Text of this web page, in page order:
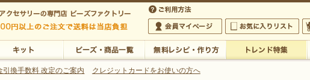
金具など・アクセサリーの専門店
引換手数料 改定のご案内 クレジットカードをお使いの方へ